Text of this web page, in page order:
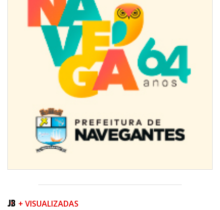
Jordan Hang leva estratégias de marketing e vendas ao InspiraBQ, em
ITAPEMA
+ VISUALIZADAS